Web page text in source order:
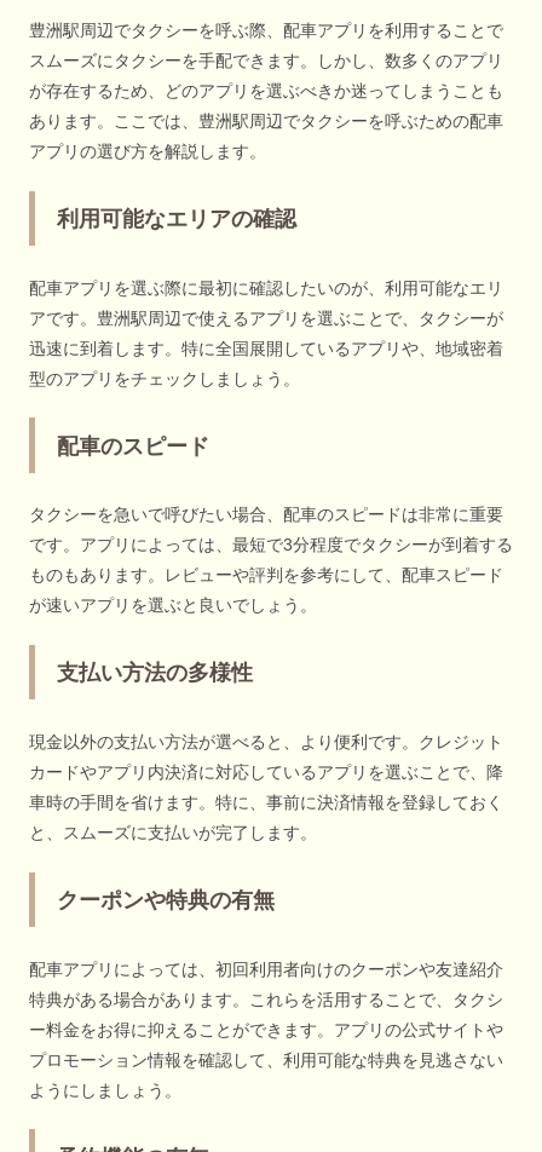
豊洲駅周辺でタクシーを呼ぶ際、配車アプリを利用することで
スムーズにタクシーを手配できます。しかし、数多くのアプリ
が存在するため、どのアプリを選ぶべきか迷ってしまうことも
あります。ここでは、豊洲駅周辺でタクシーを呼ぶための配車
アプリの選び方を解説します。
利用可能なエリアの確認
配車アプリを選ぶ際に最初に確認したいのが、利用可能なエリ
アです。豊洲駅周辺で使えるアプリを選ぶことで、タクシーが
迅速に到着します。特に全国展開しているアプリや、地域密着
型のアプリをチェックしましょう。
配車のスピード
タクシーを急いで呼びたい場合、配車のスピードは非常に重要
です。アプリによっては、最短で3分程度でタクシーが到着する
ものもあります。レビューや評判を参考にして、配車スピード
が速いアプリを選ぶと良いでしょう。
支払い方法の多様性
現金以外の支払い方法が選べると、より便利です。クレジット
カードやアプリ内決済に対応しているアプリを選ぶことで、降
車時の手間を省けます。特に、事前に決済情報を登録しておく
と、スムーズに支払いが完了します。
クーポンや特典の有無
配車アプリによっては、初回利用者向けのクーポンや友達紹介
特典がある場合があります。これらを活用することで、タクシ
ー料金をお得に抑えることができます。アプリの公式サイトや
プロモーション情報を確認して、利用可能な特典を見逃さない
ようにしましょう。